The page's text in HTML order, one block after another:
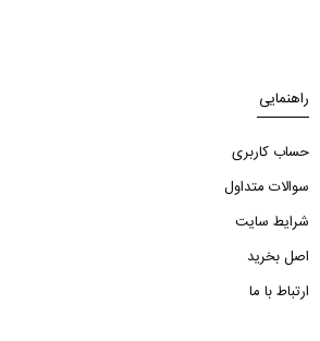
راهنمایی
حساب کاربری
سوالات متداول
شرایط سایت
اصل بخرید
ارتباط با ما